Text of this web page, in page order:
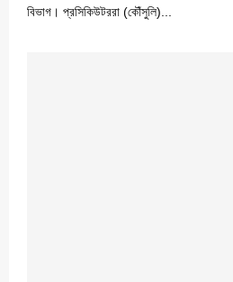
বিভাগ। প্রসিকিউটররা (কৌঁসুলি)...